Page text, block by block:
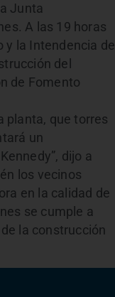
Junta
A las 19 horas
y la Intendencia de
del
de Fomento
planta, que torres
un
dijo a
los vecinos
en la calidad de
se cumple a
la construcción